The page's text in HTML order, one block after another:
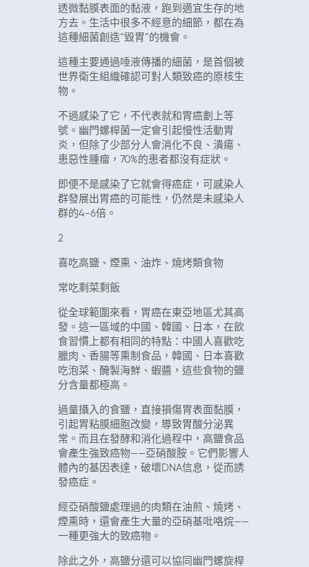
透微黏膜表面的黏液，跑到適宜生存的地
方去。生活中很多不經意的細節，都在為
這種細菌創造“毀胃”的機會。
這種主要通過唾液傳播的細菌，是首個被
世界衛生組織確認可對人類致癌的原核生
物。
不過感染了它，不代表就和胃癌劃上等
號。幽門螺桿菌一定會引起慢性活動胃
炎，但除了少部分人會消化不良、潰瘍、
患惡性腫瘤，70%的患者都沒有症狀。
即便不是感染了它就會得癌症，可感染人
群發展出胃癌的可能性，仍然是未感染人
群的4-6倍。
2
喜吃高鹽、煙熏、油炸、燒烤類食物
常吃剩菜剩飯
從全球範圍來看，胃癌在東亞地區尤其高
發。這一區域的中國、韓國、日本，在飲
食習慣上都有相同的特點：中國人喜歡吃
臘肉、香腸等熏制食品，韓國、日本喜歡
吃泡菜、醃製海鮮、蝦醬，這些食物的鹽
分含量都極高。
過量攝入的食鹽，直接損傷胃表面黏膜，
引起胃粘膜細胞改變，導致胃酸分泌異
常。而且在發酵和消化過程中，高鹽食品
會產生強致癌物——亞硝酸胺。它們影響人
體內的基因表達，破壞DNA信息，從而誘
發癌症。
經亞硝酸鹽處理過的肉類在油煎、燒烤、
煙熏時，還會產生大量的亞硝基吡咯烷——
一種更強大的致癌物。
除此之外，高鹽分還可以協同幽門螺旋桿